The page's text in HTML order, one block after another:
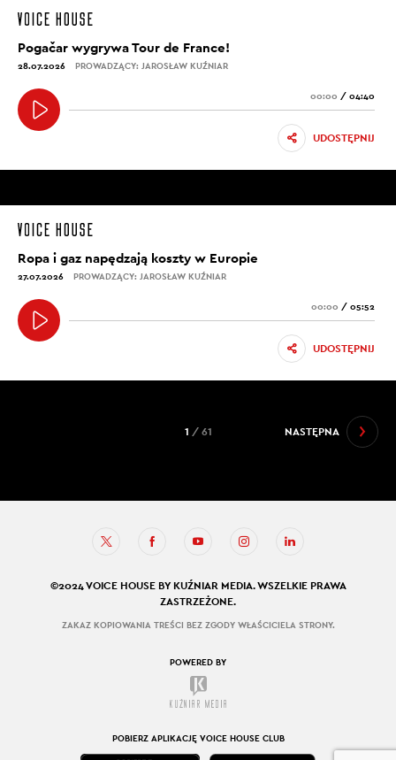
Pogačar wygrywa Tour de France!
28.07.2026 PROWADZĄCY: JAROSŁAW KUŹNIAR
00:00 / 04:40
UDOSTĘPNIJ
Ropa i gaz napędzają koszty w Europie
27.07.2026 PROWADZĄCY: JAROSŁAW KUŹNIAR
00:00 / 05:52
UDOSTĘPNIJ
NASTĘPNA
1 / 61
©2024 VOICE HOUSE BY KUŹNIAR MEDIA. WSZELKIE PRAWA
ZASTRZEŻONE.
ZAKAZ KOPIOWANIA TREŚCI BEZ ZGODY WŁAŚCICIELA STRONY.
POWERED BY
POBIERZ APLIKACJĘ VOICE HOUSE CLUB